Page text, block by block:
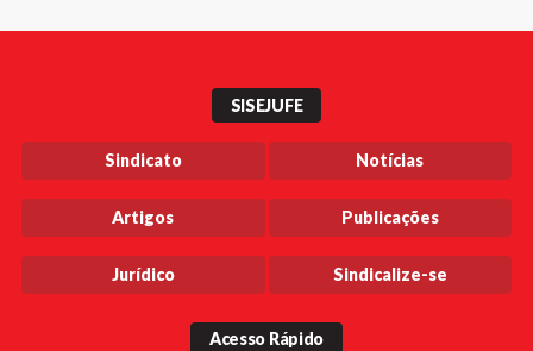
SISEJUFE
Sindicato Notícias
Artigos Publicações
Jurídico Sindicalize-se
Acesso Rápido